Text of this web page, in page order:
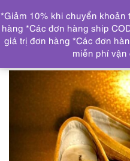
Trang chủ GIẦY, DÉP
nam/nữ 24cm-Hush
*Giảm 10% khi chuyển khoản
hàng *Các đơn hàng ship
giá trị đơn hàng *Các đơn
miễn phí vận